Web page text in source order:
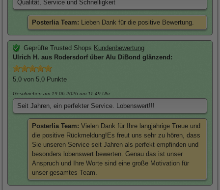
Qualität, Service und Schnelligkeit
Posterlia Team: Lieben Dank für die positive Bewertung.
Geprüfte Trusted Shops Kundenbewertung
Ulrich H. aus Rodersdorf überAlu DiBond glänzend :
5,0 von 5,0 Punkte
Geschrieben am 19.06.2026 um 11:49 Uhr
Seit Jahren, ein perfekter Service. Lobenswert!!!
Posterlia Team: Vielen Dank für Ihre langjährige Treue und
die positive Rückmeldung!Es freut uns sehr zu hören, dass
Sie unseren Service seit Jahren als perfekt empfinden und
besonders lobenswert bewerten. Genau das ist unser
Anspruch und Ihre Worte sind eine große Motivation für
unser gesamtes Team.